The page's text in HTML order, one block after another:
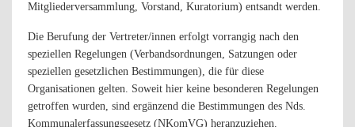
Mitgliederversammlung, Vorstand, Kuratorium) entsandt werden.
Die Berufung der Vertreter/innen erfolgt vorrangig nach den
speziellen Regelungen (Verbandsordnungen, Satzungen oder
speziellen gesetzlichen Bestimmungen), die für diese
Organisationen gelten. Soweit hier keine besonderen Regelungen
getroffen wurden, sind ergänzend die Bestimmungen des Nds.
Kommunalerfassungsgesetz (NKomVG) heranzuziehen.